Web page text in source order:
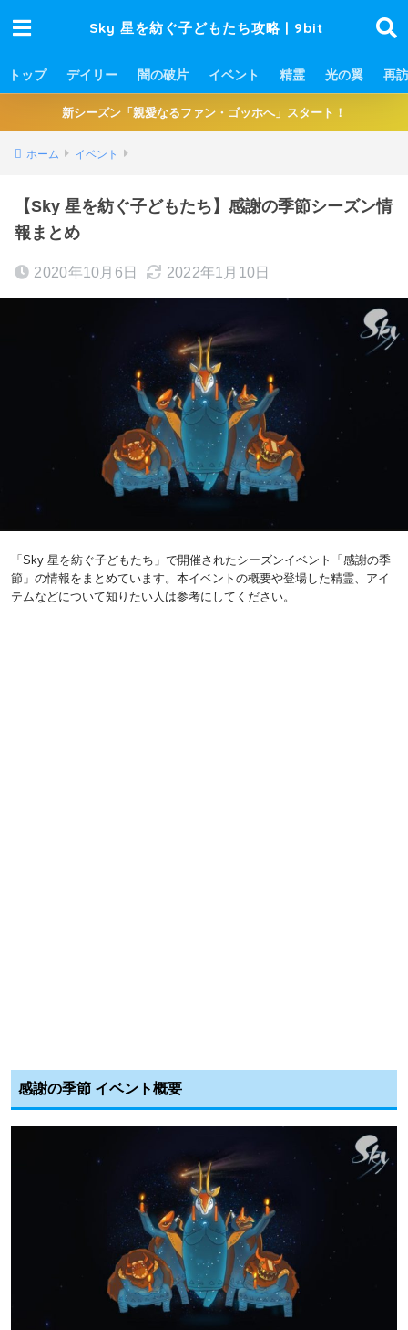
Sky 星を紡ぐ子どもたち攻略 | 9bit
トップ デイリー 闇の破片 イベント 精霊 光の翼 再訪
新シーズン「親愛なるファン・ゴッホへ」スタート！
ホーム イベント
【Sky 星を紡ぐ子どもたち】感謝の季節シーズン情
報まとめ
2020年10月6日 2022年1月10日
「Sky 星を紡ぐ子どもたち」で開催されたシーズンイベント「感謝の季
節」の情報をまとめています。本イベントの概要や登場した精霊、アイ
テムなどについて知りたい人は参考にしてください。
感謝の季節 イベント概要